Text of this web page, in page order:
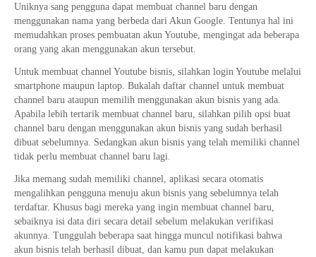
Uniknya sang pengguna dapat membuat channel baru dengan
menggunakan nama yang berbeda dari Akun Google. Tentunya hal ini
memudahkan proses pembuatan akun Youtube, mengingat ada beberapa
orang yang akan menggunakan akun tersebut.
Untuk membuat channel Youtube bisnis, silahkan login Youtube melalui
smartphone maupun laptop. Bukalah daftar channel untuk membuat
channel baru ataupun memilih menggunakan akun bisnis yang ada.
Apabila lebih tertarik membuat channel baru, silahkan pilih opsi buat
channel baru dengan menggunakan akun bisnis yang sudah berhasil
dibuat sebelumnya. Sedangkan akun bisnis yang telah memiliki channel
tidak perlu membuat channel baru lagi.
Jika memang sudah memiliki channel, aplikasi secara otomatis
mengalihkan pengguna menuju akun bisnis yang sebelumnya telah
terdaftar. Khusus bagi mereka yang ingin membuat channel baru,
sebaiknya isi data diri secara detail sebelum melakukan verifikasi
akunnya. Tunggulah beberapa saat hingga muncul notifikasi bahwa
akun bisnis telah berhasil dibuat, dan kamu pun dapat melakukan